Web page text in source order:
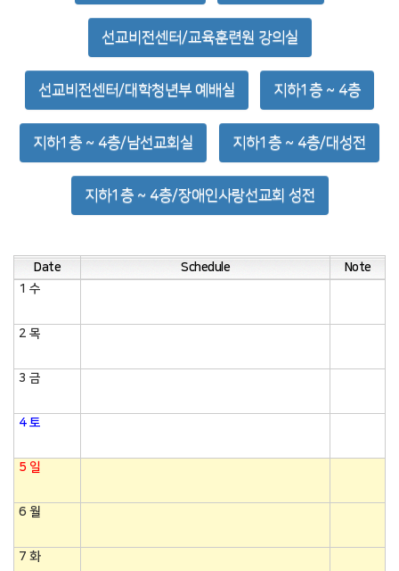
선교비전센터/교육훈련원 강의실
선교비전센터/대학청년부 예배실 지하1층 ~ 4층
지하1층 ~ 4층/남선교회실 지하1층 ~ 4층/대성전
지하1층 ~ 4층/장애인사랑선교회 성전
Date Schedule
Note
1 수
2 목
3 금
4 토
5 일
6 월
7 화